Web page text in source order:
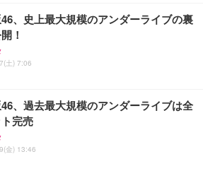
、史上最大規模のアンダーライブの裏
！
土) 7:06
、過去最大規模のアンダーライブは全
完売
金) 13:46